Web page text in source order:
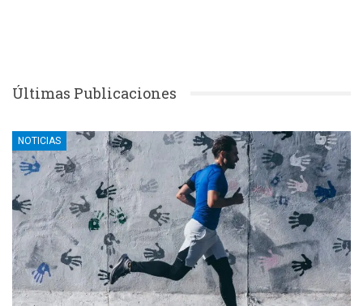
Últimas Publicaciones
NOTICIAS